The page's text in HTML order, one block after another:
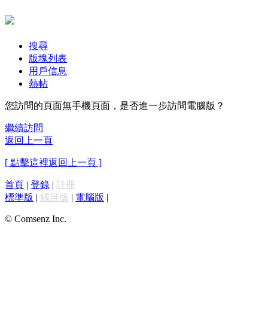
搜尋
版塊列表
用戶信息
熱帖
您訪問的頁面無手機頁面，是否進一步訪問電腦版？
繼續訪問
返回上一頁
[ 點擊這裡返回上一頁 ]
首頁 | 登錄 | 註冊
標準版 | 觸屏版 | 電腦版 |
© Comsenz Inc.